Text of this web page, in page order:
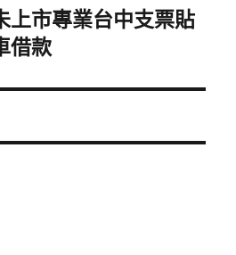
上市專業台中支票貼
借款